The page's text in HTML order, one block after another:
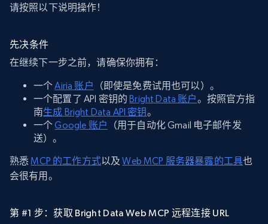
请按照以下说明操作！
先决条件
在继续下一步之前，请确保你拥有：
一个Airia 账户 （即使是免费试用也可以）。
一个配置了 API 密钥的Bright Data 账户。按照官方指
南生成 Bright Data API 密钥。
一个Google 账户
（用于自动化 Gmail 电子邮件发
送）。
熟悉 MCP 的工作方式以及Web MCP 服务器暴露的工具也
会很有用。
第 #1 步：获取 Bright Data Web MCP 远程连接 URL